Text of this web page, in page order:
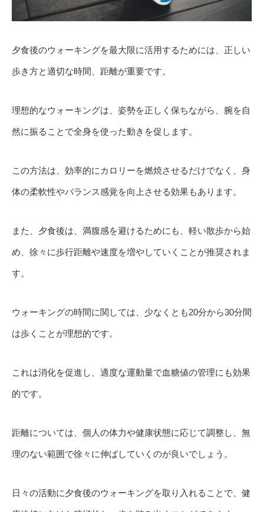
夕食後のウォーキングを最大限に活用するためには、正しい
歩き方と適切な時間、距離が重要です。
理想的なウォーキングは、姿勢を正しく保ちながら、腕を自
然に振ることで全身を使った動きを促します。
この方法は、効率的にカロリーを燃焼させるだけでなく、身
体の柔軟性やバランス感覚を向上させる効果もあります。
また、夕食後は、満腹感を避けるためにも、軽い散歩から始
め、徐々に歩行距離や速度を増やしていくことが推奨されま
す。
ウォーキングの時間に関しては、少なくとも20分から30分間
は歩くことが理想的です。
これは消化を促進し、適度な運動量で血糖値の管理にも効果
的です。
距離については、個人の体力や健康状態に応じて調整し、無
理のない範囲で徐々に伸ばしていくのが良いでしょう。
日々の活動に夕食後のウォーキングを取り入れることで、健